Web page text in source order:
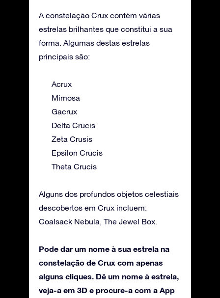
A constelação Crux contém várias
estrelas brilhantes que constitui a sua
forma. Algumas destas estrelas
principais são:
Acrux
Mimosa
Gacrux
Delta Crucis
Zeta Crusis
Epsilon Crucis
Theta Crucis
Alguns dos profundos objetos celestiais
descobertos em Crux incluem:
Coalsack Nebula, The Jewel Box.
Pode dar um nome à sua estrela na
constelação de Crux com apenas
alguns cliques. Dê um nome à estrela,
veja-a em 3D e procure-a com a App